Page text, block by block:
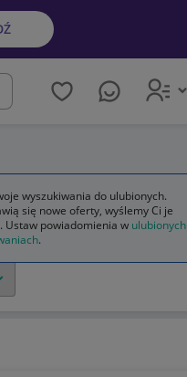
wyszukiwania do ulubionych.
się nowe oferty, wyślemy Ci je
Ustaw powiadomienia w ulubionych
.